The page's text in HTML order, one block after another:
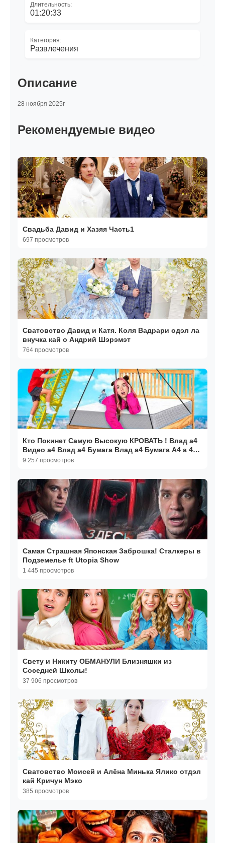
Длительность:
01:20:33
Категория:
Развлечения
Описание
28 ноября 2025г
Рекомендуемые видео
Свадьба Давид и Хазяя Часть1
697 просмотров
Сватовство Давид и Катя. Коля Вадрари одэл ла
внучка кай о Андрий Шэрэмэт
764 просмотров
Кто Покинет Самую Высокую КРОВАТЬ ! Влад а4
Видео а4 Влад а4 Бумага Влад а4 Бумага А4 а 4
ВЛАД А4
9 257 просмотров
Самая Страшная Японская Заброшка! Сталкеры в
Подземелье ft Utopia Show
1 445 просмотров
Свету и Никиту ОБМАНУЛИ Близняшки из
Соседней Школы!
37 906 просмотров
Сватовство Моисей и Алёна Минька Ялико отдэл
кай Кричун Мэко
385 просмотров